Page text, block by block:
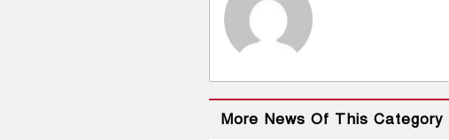
More News Of This Category